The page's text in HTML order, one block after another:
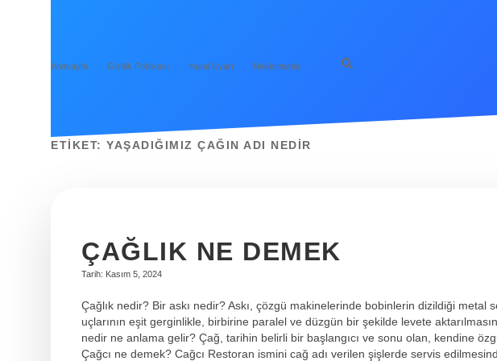
Anasayfa Gizlilik Politikası Yasal Uyarı Hakkımızda
ETIKET: YAŞADIĞIMIZ ÇAĞIN ADI NEDIR
ÇAĞLIK NE DEMEK
Tarih: Kasım 5, 2024
Çağlık nedir? Bir askı nedir? Askı, çözgü makinelerinde bobinlerin dizildiği metal
uçlarının eşit gerginlikle, birbirine paralel ve düzgün bir şekilde levete
nedir ne anlama gelir? Çağ, tarihin belirli bir başlangıcı ve sonu olan, kendine
Çağcı ne demek? Cağcı Restoran ismini cağ adı verilen şişlerde servis